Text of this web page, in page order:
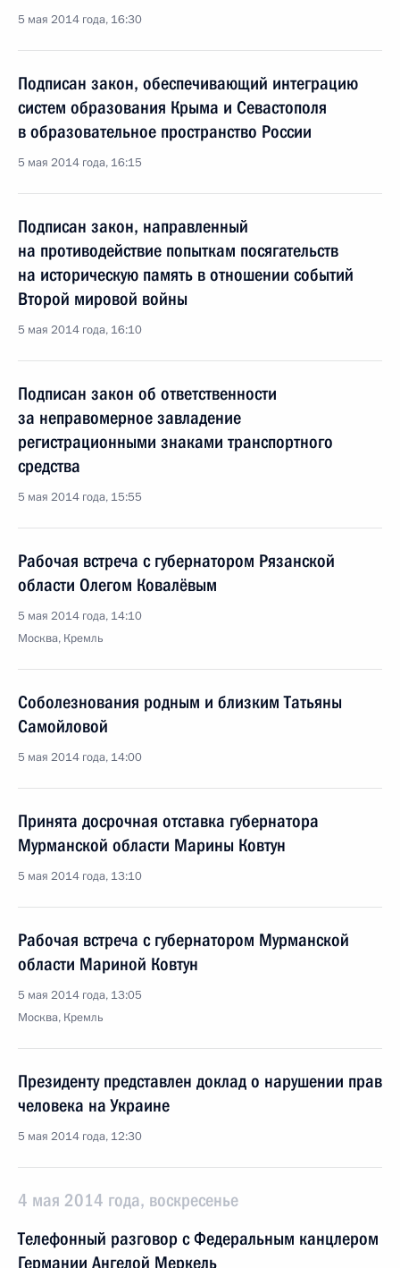
5 мая 2014 года, 16:30
Подписан закон, обеспечивающий интеграцию
систем образования Крыма и Севастополя
в образовательное пространство России
5 мая 2014 года, 16:15
Подписан закон, направленный
на противодействие попыткам посягательств
на историческую память в отношении событий
Второй мировой войны
5 мая 2014 года, 16:10
Подписан закон об ответственности
за неправомерное завладение
регистрационными знаками транспортного
средства
5 мая 2014 года, 15:55
Рабочая встреча с губернатором Рязанской
области Олегом Ковалёвым
5 мая 2014 года, 14:10
Москва, Кремль
Соболезнования родным и близким Татьяны
Самойловой
5 мая 2014 года, 14:00
Принята досрочная отставка губернатора
Мурманской области Марины Ковтун
5 мая 2014 года, 13:10
Рабочая встреча с губернатором Мурманской
области Мариной Ковтун
5 мая 2014 года, 13:05
Москва, Кремль
Президенту представлен доклад о нарушении прав
человека на Украине
5 мая 2014 года, 12:30
4 мая 2014 года, воскресенье
Телефонный разговор с Федеральным канцлером
Германии Ангелой Меркель